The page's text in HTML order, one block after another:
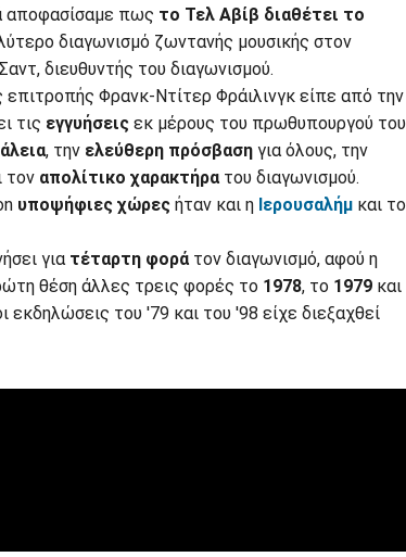
αποφασίσαμε πως το Τελ Αβίβ διαθέτει το
διαγωνισμό ζωντανής μουσικής στον
διευθυντής του διαγωνισμού.
Φρανκ-Ντίτερ Φράιλινγκ είπε από την
τις εγγυήσεις εκ μέρους του πρωθυπουργού του
, την ελεύθερη πρόσβασηγια όλους, την
τον απολίτικο χαρακτήρατου διαγωνισμού.
υποψήφιες χώρες ήταν και η Ιερουσαλήμ και το
για τέταρτη φοράτον διαγωνισμό, αφού η
θέση άλλες τρεις φορές το 1978, το 1979και
εκδηλώσεις του '79 και του '98 είχε διεξαχθεί